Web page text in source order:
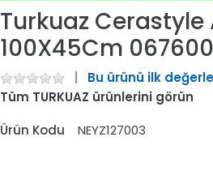
Turkuaz
100X45Cm
Bu ürünü ilk
Tüm TURKUAZ ürünlerini görün
Ürün Kodu
NEYZ127003